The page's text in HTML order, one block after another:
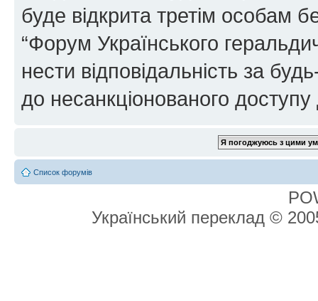
буде відкрита третім особам
“Форум Українського
нести відповідальність за
до несанкціонованого доступу
Список форумів
Український переклад ©